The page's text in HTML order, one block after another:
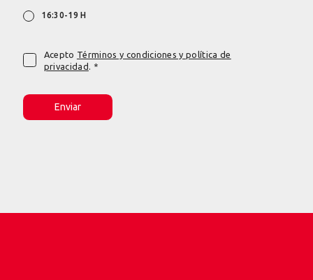
16:30-19 H
Acepto Términos y condiciones y política de
privacidad. *